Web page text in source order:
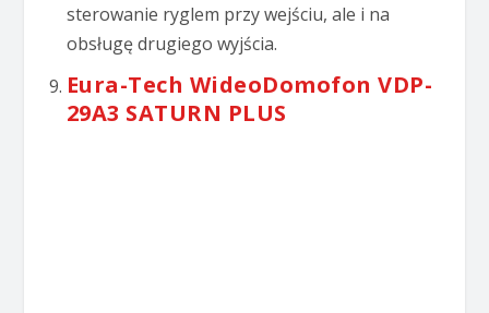
sterowanie ryglem przy wejściu, ale i na
obsługę drugiego wyjścia.
Eura-Tech WideoDomofon VDP-
29A3 SATURN PLUS